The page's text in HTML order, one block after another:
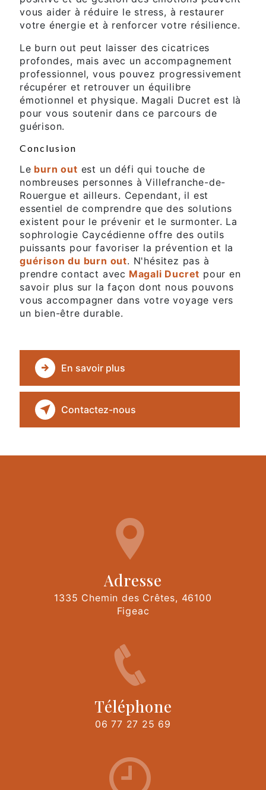
vous aider à réduire le stress, à restaurer
votre énergie et à renforcer votre résilience.
Le burn out peut laisser des cicatrices
profondes, mais avec un accompagnement
professionnel, vous pouvez progressivement
récupérer et retrouver un équilibre
émotionnel et physique. Magali Ducret est là
pour vous soutenir dans ce parcours de
guérison.
Conclusion
Le burn out est un défi qui touche de
nombreuses personnes à Villefranche-de-
Rouergue et ailleurs. Cependant, il est
essentiel de comprendre que des solutions
existent pour le prévenir et le surmonter. La
sophrologie Caycédienne offre des outils
puissants pour favoriser la prévention et la
guérison du burn out. N'hésitez pas à
prendre contact avec Magali Ducret pour en
savoir plus sur la façon dont nous pouvons
vous accompagner dans votre voyage vers
un bien-être durable.
En savoir plus
Contactez-nous
Adresse
1335 Chemin des Crêtes, 46100
Figeac
Téléphone
06 77 27 25 69